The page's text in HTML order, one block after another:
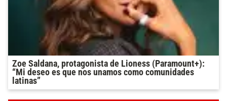
Zoe Saldana, protagonista de Lioness (Paramount+):
“Mi deseo es que nos unamos como comunidades
latinas”